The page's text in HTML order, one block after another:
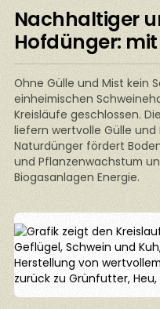
Nachhaltiger
Hofdünger:
Ohne Gülle und Mist kein
einheimischen
Kreisläufe geschlossen.
liefern wertvolle Gülle und
Naturdünger fördert
und Pflanzenwachstum
Biogasanlagen Energie.